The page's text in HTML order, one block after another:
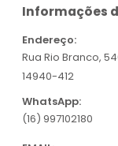
Informações
Endereço:
Rua Rio Branco,
14940-412
WhatsApp:
(16) 997102180